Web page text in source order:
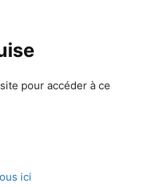
pour accéder à ce
ici